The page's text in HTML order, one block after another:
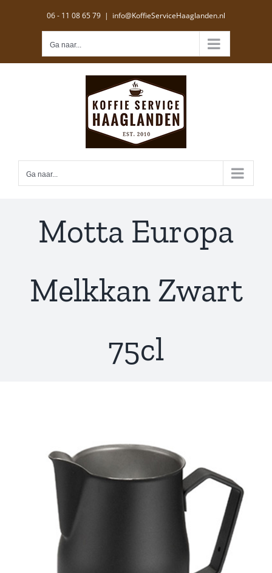
06 - 11 08 65 79 | info@KoffieServiceHaaglanden.nl
Ga naar...
Ga naar...
Motta Europa
Melkkan Zwart
75cl